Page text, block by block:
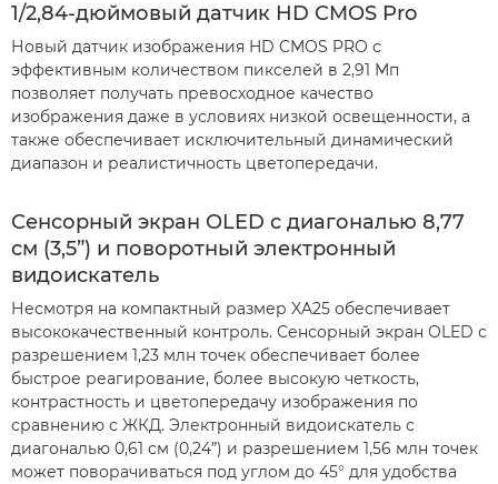
1/2,84-дюймовый датчик HD CMOS Pro
Новый датчик изображения HD CMOS PRO с
эффективным количеством пикселей в 2,91 Мп
позволяет получать превосходное качество
изображения даже в условиях низкой освещенности, а
также обеспечивает исключительный динамический
диапазон и реалистичность цветопередачи.
Сенсорный экран OLED с диагональю 8,77
см (3,5”) и поворотный электронный
видоискатель
Несмотря на компактный размер XA25 обеспечивает
высококачественный контроль. Сенсорный экран OLED с
разрешением 1,23 млн точек обеспечивает более
быстрое реагирование, более высокую четкость,
контрастность и цветопередачу изображения по
сравнению с ЖКД. Электронный видоискатель с
диагональю 0,61 см (0,24”) и разрешением 1,56 млн точек
может поворачиваться под углом до 45° для удобства